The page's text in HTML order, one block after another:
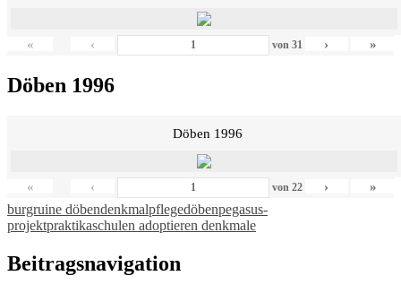
« ‹ von 31 › »
Döben 1996
Döben 1996
« ‹ von 22 › »
burgruine döbendenkmalpflegedöbenpegasus-
projektpraktikaschulen adoptieren denkmale
Beitragsnavigation